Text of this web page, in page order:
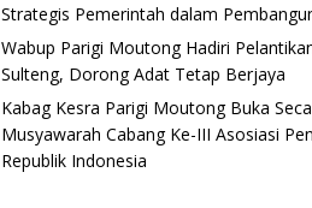
Strategis Pemerintah dalam
Wabup Parigi Moutong Hadiri
Sulteng, Dorong Adat Tetap Berjaya
Kabag Kesra Parigi Moutong Buka
Musyawarah Cabang Ke-III Asosiasi
Republik Indonesia